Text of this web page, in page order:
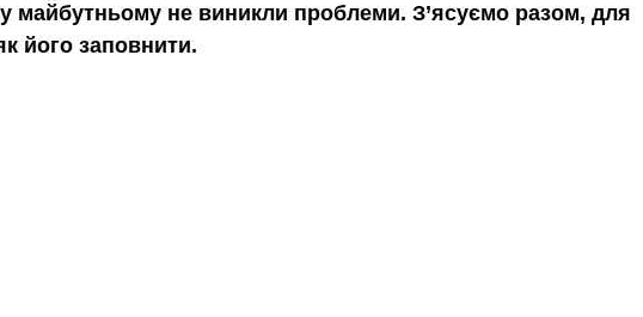
майбутньому не виникли проблеми. З’ясуємо разом, для
його заповнити.